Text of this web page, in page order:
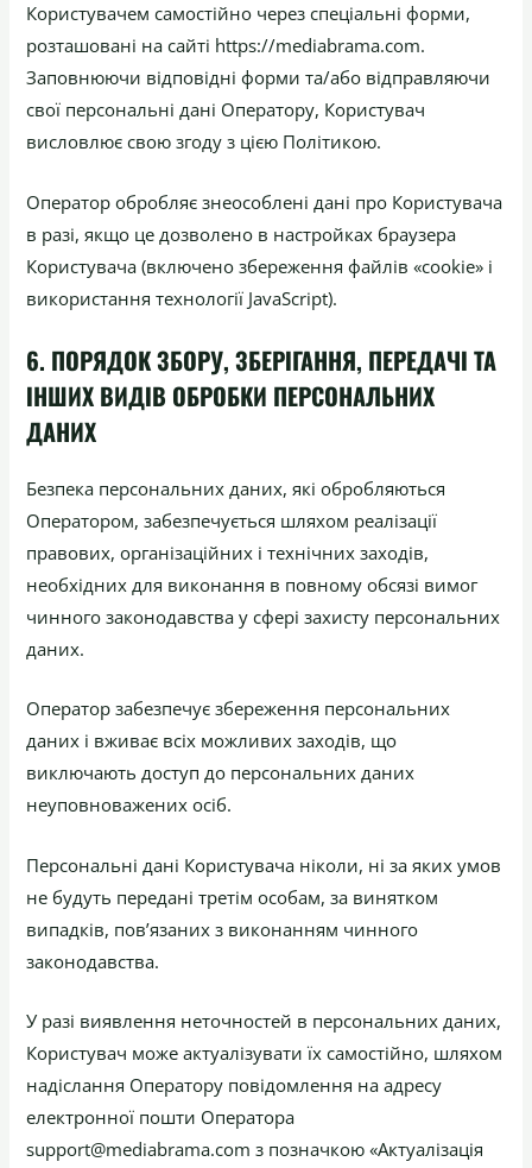
Користувачем самостійно через спеціальні форми,
розташовані на сайті https://mediabrama.com.
Заповнюючи відповідні форми та/або відправляючи
свої персональні дані Оператору, Користувач
висловлює свою згоду з цією Політикою.
Оператор обробляє знеособлені дані про Користувача
в разі, якщо це дозволено в настройках браузера
Користувача (включено збереження файлів «cookie» і
використання технології JavaScript).
6. ПОРЯДОК ЗБОРУ, ЗБЕРІГАННЯ, ПЕРЕДАЧІ ТА
ІНШИХ ВИДІВ ОБРОБКИ ПЕРСОНАЛЬНИХ
ДАНИХ
Безпека персональних даних, які обробляються
Оператором, забезпечується шляхом реалізації
правових, організаційних і технічних заходів,
необхідних для виконання в повному обсязі вимог
чинного законодавства у сфері захисту персональних
даних.
Оператор забезпечує збереження персональних
даних і вживає всіх можливих заходів, що
виключають доступ до персональних даних
неуповноважених осіб.
Персональні дані Користувача ніколи, ні за яких умов
не будуть передані третім особам, за винятком
випадків, пов’язаних з виконанням чинного
законодавства.
У разі виявлення неточностей в персональних даних,
Користувач може актуалізувати їх самостійно, шляхом
надіслання Оператору повідомлення на адресу
електронної пошти Оператора
support@mediabrama.com з позначкою «Актуалізація